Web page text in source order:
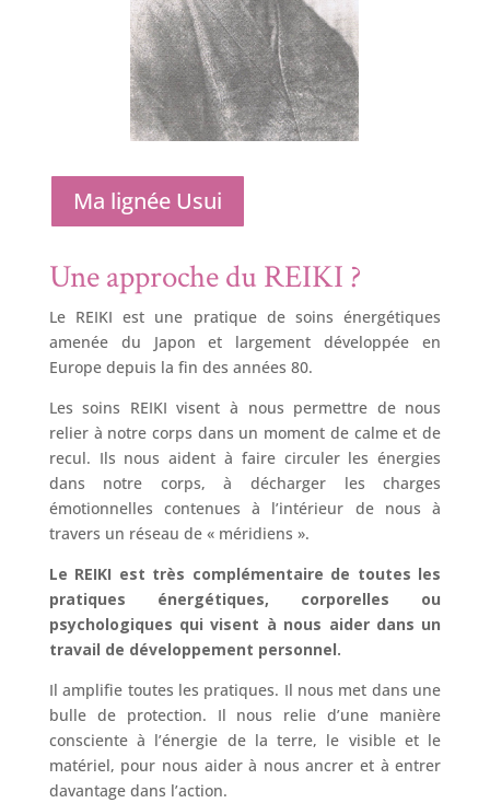
Ma lignée Usui
Une approche du REIKI ?
Le REIKI est une pratique de soins énergétiques
amenée du Japon et largement développée en
Europe depuis la fin des années 80.
Les soins REIKI visent à nous permettre de nous
relier à notre corps dans un moment de calme et de
recul. Ils nous aident à faire circuler les énergies
dans notre corps, à décharger les charges
émotionnelles contenues à l’intérieur de nous à
travers un réseau de « méridiens ».
Le REIKI est très complémentaire de toutes les
pratiques énergétiques, corporelles ou
psychologiques qui visent à nous aider dans un
travail de développement personnel.
Il amplifie toutes les pratiques. Il nous met dans une
bulle de protection. Il nous relie d’une manière
consciente à l’énergie de la terre, le visible et le
matériel, pour nous aider à nous ancrer et à entrer
davantage dans l’action.